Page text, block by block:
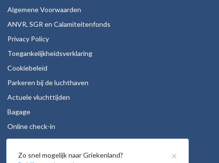
Algemene Voorwaarden
ANVR, SGR en Calamiteitenfonds
Privacy Policy
Toegankelijkheidsverklaring
Cookiebeleid
Parkeren bij de luchthaven
Actuele vluchttijden
Bagage
Online check-in
Stoelreservering
Autohuur
×
Zo snel mogelijk naar Griekenland?